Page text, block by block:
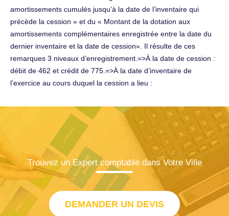
amortissements cumulés jusqu’à la date de l’inventaire qui
précède la cession » et du « Montant de la dotation aux
amortissements complémentaires enregistrée entre la date du
dernier inventaire et la date de cession». Il résulte de ces
remarques 3 niveaux d’enregistrement.=>À la date de cession :
débit de 462 et crédit de 775.=>À la date d’inventaire de
l’exercice au cours duquel la cession a lieu :
Trouvez un Expert comptable dans Votre Ville
DEMANDER UN DEVIS